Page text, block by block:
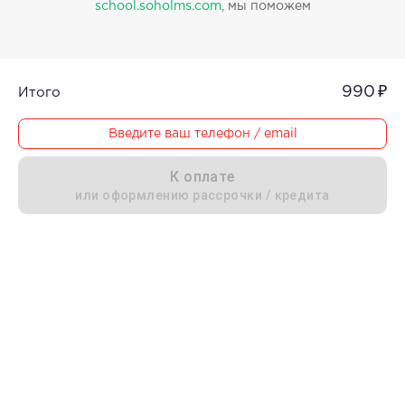
school.soholms.com, мы поможем
Итого 990 ₽
Введите ваш телефон / email
К оплате
или оформлению рассрочки / кредита